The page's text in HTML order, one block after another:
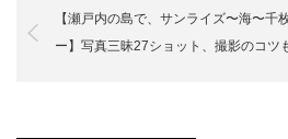
【瀬戸内の島で、サンライズ〜海〜千
ー】写真三昧27ショット、撮影のコツ